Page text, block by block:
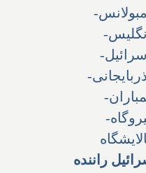
راننده